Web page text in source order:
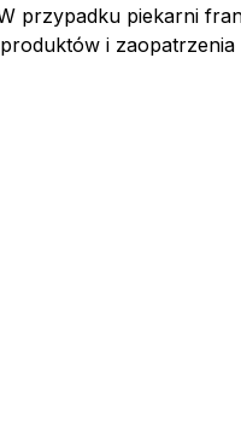
przypadku piekarni
i zaopatrzenia